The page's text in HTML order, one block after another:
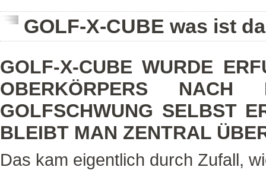
GOLF-X-CUBE was ist
GOLF-X-CUBE WURDE
OBERKÖRPERS
GOLFSCHWUNG SELBST
BLEIBT MAN ZENTRAL
Das kam eigentlich durch Zufall,